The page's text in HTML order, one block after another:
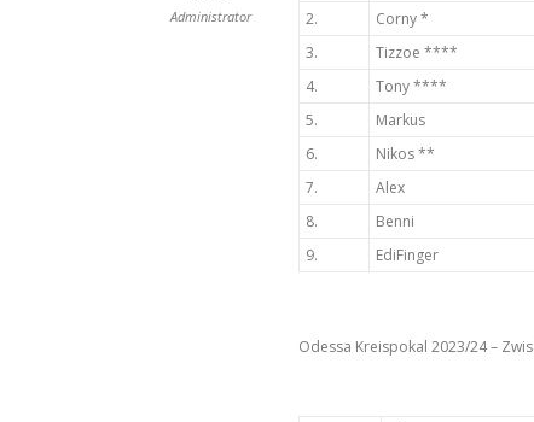
Administrator
2.
Corny *
3.
Tizzoe ****
4.
Tony ****
5.
Markus
6.
Nikos **
7.
Alex
8.
Benni
9.
EdiFinger
Odessa Kreispokal 2023/24 –